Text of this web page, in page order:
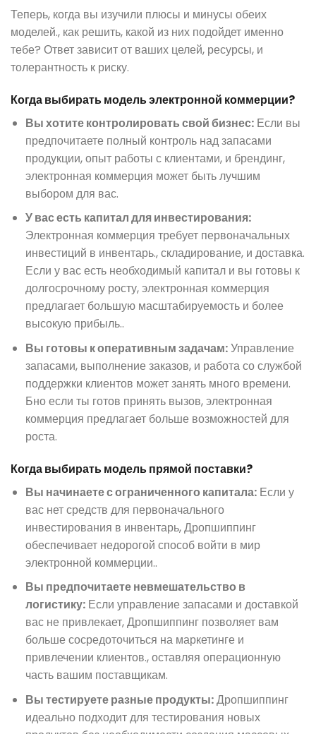
Теперь, когда вы изучили плюсы и минусы обеих
моделей., как решить, какой из них подойдет именно
тебе? Ответ зависит от ваших целей, ресурсы, и
толерантность к риску.
Когда выбирать модель электронной коммерции?
Вы хотите контролировать свой бизнес:Если вы
предпочитаете полный контроль над запасами
продукции, опыт работы с клиентами, и брендинг,
электронная коммерция может быть лучшим
выбором для вас.
У вас есть капитал для инвестирования:
Электронная коммерция требует первоначальных
инвестиций в инвентарь., складирование, и доставка.
Если у вас есть необходимый капитал и вы готовы к
долгосрочному росту, электронная коммерция
предлагает большую масштабируемость и более
высокую прибыль..
Вы готовы к оперативным задачам:Управление
запасами, выполнение заказов, и работа со службой
поддержки клиентов может занять много времени.
Бно если ты готов принять вызов, электронная
коммерция предлагает больше возможностей для
роста.
Когда выбирать модель прямой поставки?
Вы начинаете с ограниченного капитала:Если у
вас нет средств для первоначального
инвестирования в инвентарь, Дропшиппинг
обеспечивает недорогой способ войти в мир
электронной коммерции..
Вы предпочитаете невмешательство в
логистику:Если управление запасами и доставкой
вас не привлекает, Дропшиппинг позволяет вам
больше сосредоточиться на маркетинге и
привлечении клиентов., оставляя операционную
часть вашим поставщикам.
Вы тестируете разные продукты:Дропшиппинг
идеально подходит для тестирования новых